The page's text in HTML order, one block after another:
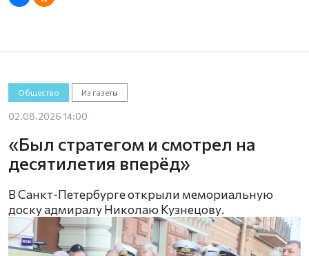
Общество Из газеты
02.08.2026 14:00
«Был стратегом и смотрел на
десятилетия вперёд»
В Санкт-Петербурге открыли мемориальную
доску адмиралу Николаю Кузнецову.